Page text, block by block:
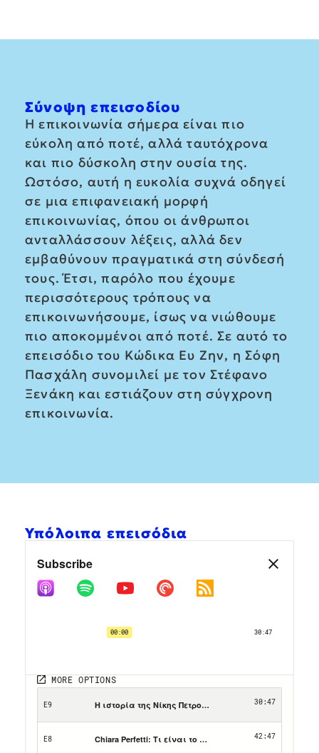
Σύνοψη επεισοδίου
Η επικοινωνία σήμερα είναι πιο
εύκολη από ποτέ, αλλά ταυτόχρονα
και πιο δύσκολη στην ουσία της.
Ωστόσο, αυτή η ευκολία συχνά οδηγεί
σε μια επιφανειακή μορφή
επικοινωνίας, όπου οι άνθρωποι
ανταλλάσσουν λέξεις, αλλά δεν
εμβαθύνουν πραγματικά στη σύνδεσή
τους. Έτσι, παρόλο που έχουμε
περισσότερους τρόπους να
επικοινωνήσουμε, ίσως να νιώθουμε
πιο αποκομμένοι από ποτέ. Σε αυτό το
επεισόδιο του Κώδικα Ευ Ζην, η Σόφη
Πασχάλη συνομιλεί με τον Στέφανο
Ξενάκη και εστιάζουν στη σύγχρονη
επικοινωνία.
Υπόλοιπα επεισόδια